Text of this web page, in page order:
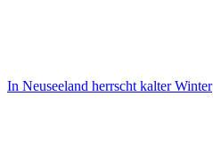
In Neuseeland herrscht kalter Winter